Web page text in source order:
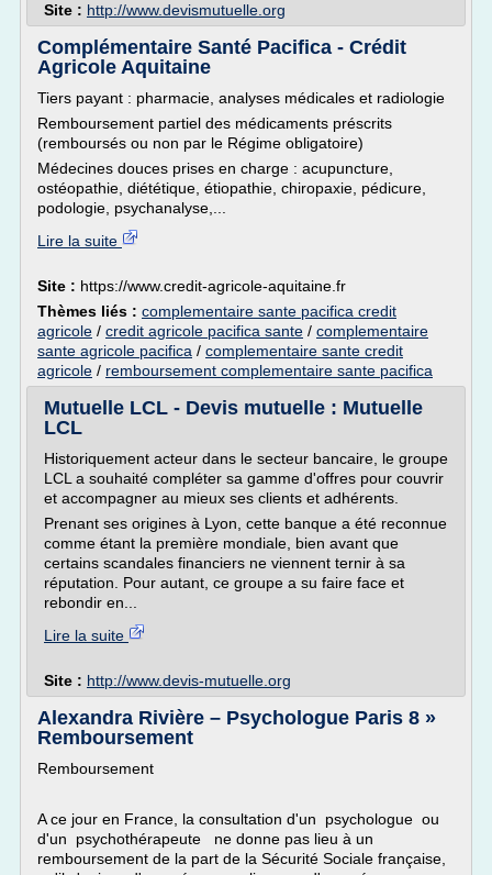
Site : http://www.devismutuelle.org
Complémentaire Santé Pacifica - Crédit
Agricole Aquitaine
Tiers payant : pharmacie, analyses médicales et radiologie
Remboursement partiel des médicaments préscrits
(remboursés ou non par le Régime obligatoire)
Médecines douces prises en charge : acupuncture,
ostéopathie, diététique, étiopathie, chiropaxie, pédicure,
podologie, psychanalyse,...
Lire la suite
Site : https://www.credit-agricole-aquitaine.fr
Thèmes liés : complementaire sante pacifica credit
agricole / credit agricole pacifica sante / complementaire
sante agricole pacifica / complementaire sante credit
agricole / remboursement complementaire sante pacifica
Mutuelle LCL - Devis mutuelle : Mutuelle
LCL
Historiquement acteur dans le secteur bancaire, le groupe
LCL a souhaité compléter sa gamme d'offres pour couvrir
et accompagner au mieux ses clients et adhérents.
Prenant ses origines à Lyon, cette banque a été reconnue
comme étant la première mondiale, bien avant que
certains scandales financiers ne viennent ternir à sa
réputation. Pour autant, ce groupe a su faire face et
rebondir en...
Lire la suite
Site : http://www.devis-mutuelle.org
Alexandra Rivière – Psychologue Paris 8 »
Remboursement
Remboursement
A ce jour en France, la consultation d'un psychologue ou
d'un psychothérapeute ne donne pas lieu à un
remboursement de la part de la Sécurité Sociale française,